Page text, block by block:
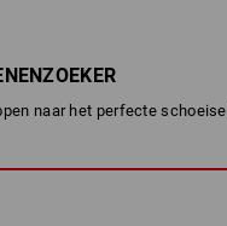
naar het perfecte schoeisel